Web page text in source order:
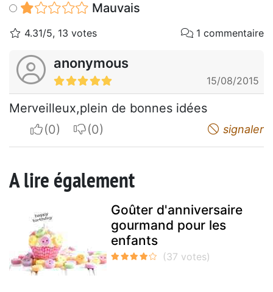
Mauvais
4.31/5, 13 votes 1 commentaire
anonymous
15/08/2015
Merveilleux,plein de bonnes idées
I apreciateI do not appreciate signaler
A lire également
Goûter d'anniversaire
gourmand pour les
enfants